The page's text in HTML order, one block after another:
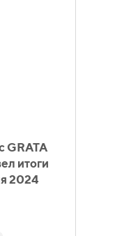
GRATA
итоги
2024